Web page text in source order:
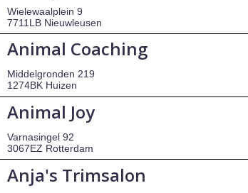
Wielewaalplein 9
7711LB Nieuwleusen
Animal Coaching
Middelgronden 219
1274BK Huizen
Animal Joy
Varnasingel 92
3067EZ Rotterdam
Anja's Trimsalon